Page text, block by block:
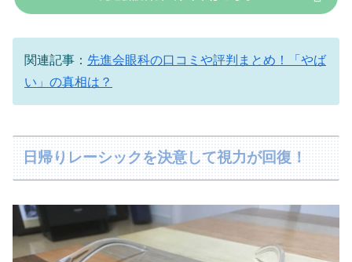
関連記事： 先進会眼科の口コミや評判まとめ！「やば
い」の真相は？
日帰りレーシックを決意して視力が回復！